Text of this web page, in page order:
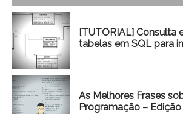
[TUTORIAL] Consulta
tabelas em SQL para
As Melhores Frases
Programação –